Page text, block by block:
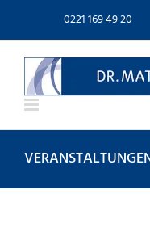
0221 169 49 20